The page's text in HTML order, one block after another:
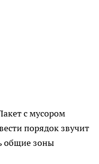
с мусором
порядок звучит
общие зоны